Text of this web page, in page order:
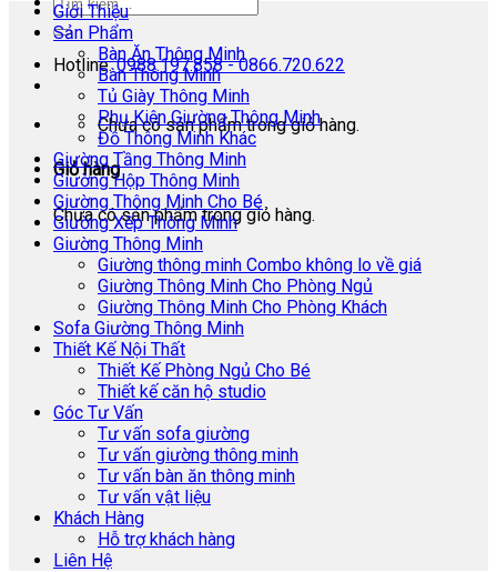
Hotline:0988.197.858 - 0866.720.622
Chưa có sản phẩm trong giỏ hàng.
Giỏ hàng
Chưa có sản phẩm trong giỏ hàng.
Giới Thiệu
Sản Phẩm
Bàn Ăn Thông Minh
Bàn Thông Minh
Tủ Giày Thông Minh
Phụ Kiện Giường Thông Minh
Đồ Thông Minh Khác
Giường Tầng Thông Minh
Giường Hộp Thông Minh
Giường Thông Minh Cho Bé
Giường Xếp Thông Minh
Giường Thông Minh
Giường thông minh Combo không lo về giá
Giường Thông Minh Cho Phòng Ngủ
Giường Thông Minh Cho Phòng Khách
Sofa Giường Thông Minh
Thiết Kế Nội Thất
Thiết Kế Phòng Ngủ Cho Bé
Thiết kế căn hộ studio
Góc Tư Vấn
Tư vấn sofa giường
Tư vấn giường thông minh
Tư vấn bàn ăn thông minh
Tư vấn vật liệu
Khách Hàng
Hỗ trợ khách hàng
Liên Hệ